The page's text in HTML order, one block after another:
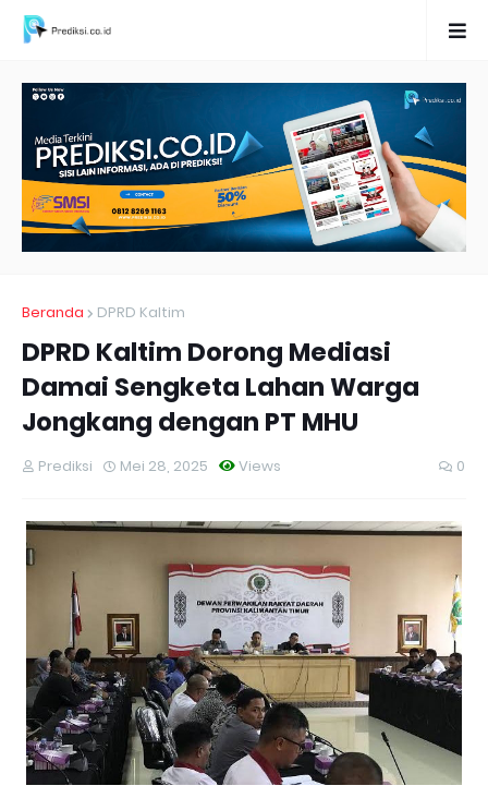
Beranda DPRD Kaltim
DPRD Kaltim Dorong Mediasi
Damai Sengketa Lahan Warga
Jongkang dengan PT MHU
Prediksi Views
Mei 28, 2025 0